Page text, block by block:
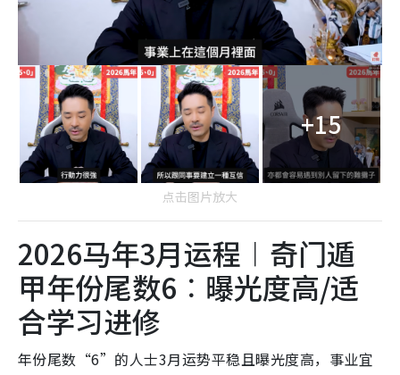
+15
点击图片放大
2026马年3月运程︱奇门遁
甲年份尾数6︰曝光度高/适
合学习进修
年份尾数“6”的人士3月运势平稳且曝光度高，事业宜